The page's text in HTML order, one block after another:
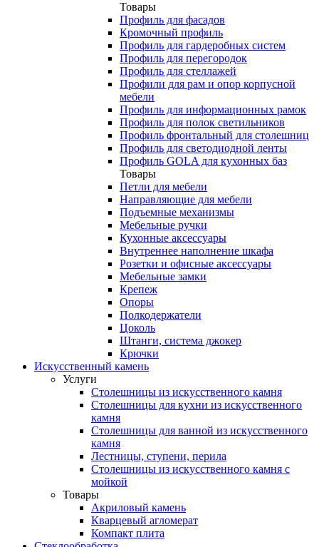
Товары
Профиль для фасадов
Кромочный профиль
Профиль для гардеробных систем
Профиль для перегородок
Профиль для стеллажей
Профили для рам и опор корпусной
мебели
Профиль для информационных рамок
Профиль для полок светильников
Профиль фронтальный для столешниц
Профиль для светодиодной ленты
Профиль GOLA для кухонных баз
Товары
Петли для мебели
Направляющие для мебели
Подъемные механизмы
Мебельные ручки
Кухонные аксессуары
Внутреннее наполнение шкафа
Розетки и офисные аксессуары
Мебельные замки
Крепеж
Опоры
Полкодержатели
Цоколь
Штанги, система джокер
Крючки
Искусственный камень
Услуги
Столешницы из искусственного камня
Столешницы для кухни из искусственного
камня
Столешницы для ванной из искусственного
камня
Лестницы, ступени, перила
Столешницы из искусственного камня с
мойкой
Товары
Акриловый камень
Кварцевый агломерат
Компакт плита